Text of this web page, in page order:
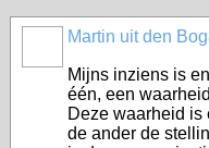
Martin uit den
Mijns inziens is
één, een
Deze waarheid is
de ander de